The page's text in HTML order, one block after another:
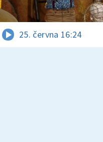
25. června 16:24